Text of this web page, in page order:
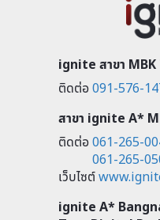
ignite สาขา
ติดต่อ091-576-
สาขา ignite A*
ติดต่อ061-265-
061-265-
เว็บไซต์
ignite A*